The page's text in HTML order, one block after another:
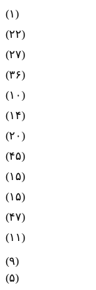
(۱)
(۲۲)
(۲۷)
(۳۶)
(۱۰)
(۱۴)
(۲۰)
(۴۵)
(۱۵)
(۱۵)
(۴۷)
(۱۱)
(۹)
(۵)